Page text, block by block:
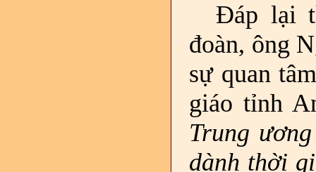
Đáp lại
đoàn, ông
sự quan
giáo tỉnh
Trung ương
dành thời